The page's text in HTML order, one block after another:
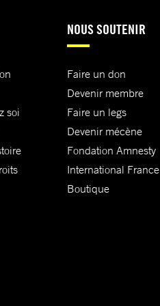
soi
NOUS SOUTENIR
Faire un don
Devenir membre
Faire un legs
Devenir mécène
Fondation Amnesty
International France
Boutique